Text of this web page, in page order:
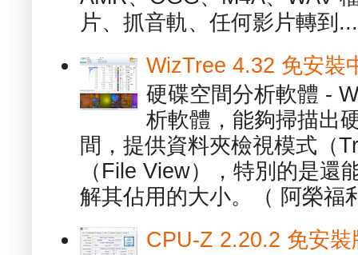
片、抓音軌、任何影片轉到...
WizTree 4.32 免安裝
硬碟空間分析軟體 -
析軟體，能夠掃描出
間，提供資料夾檢視模式（
（File View），特別的是還
解其佔用的大小。（ 阿榮福
CPU-Z 2.20.2 免安